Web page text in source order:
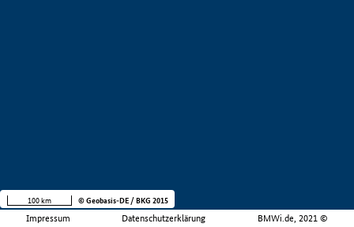
Impressum Datenschutzerklärung BMWi.de, 2021 ©
100 km © Geobasis-DE / BKG 2015